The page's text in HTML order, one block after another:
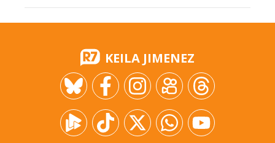
KEILA JIMENEZ